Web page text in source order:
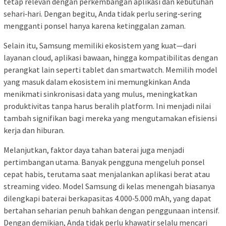
sehari‑hari. Dengan begitu, Anda tidak perlu sering‑sering
mengganti ponsel hanya karena ketinggalan zaman.
Selain itu, Samsung memiliki ekosistem yang kuat—dari
layanan cloud, aplikasi bawaan, hingga kompatibilitas dengan
perangkat lain seperti tablet dan smartwatch. Memilih model
yang masuk dalam ekosistem ini memungkinkan Anda
menikmati sinkronisasi data yang mulus, meningkatkan
produktivitas tanpa harus beralih platform. Ini menjadi nilai
tambah signifikan bagi mereka yang mengutamakan efisiensi
kerja dan hiburan.
Melanjutkan, faktor daya tahan baterai juga menjadi
pertimbangan utama. Banyak pengguna mengeluh ponsel
cepat habis, terutama saat menjalankan aplikasi berat atau
streaming video. Model Samsung di kelas menengah biasanya
dilengkapi baterai berkapasitas 4.000‑5.000 mAh, yang dapat
bertahan seharian penuh bahkan dengan penggunaan intensif.
Dengan demikian, Anda tidak perlu khawatir selalu mencari